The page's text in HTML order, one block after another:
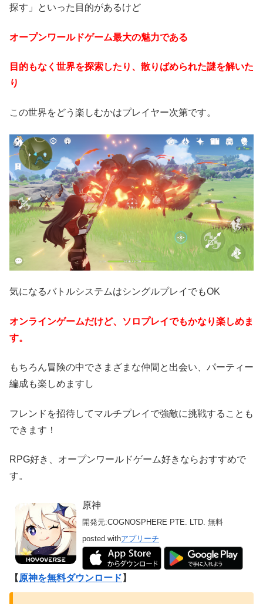
探す」といった目的があるけど
オープンワールドゲーム最大の魅力である
目的もなく世界を探索したり、散りばめられた謎を解いた
り
この世界をどう楽しむかはプレイヤー次第です。
気になるバトルシステムはシングルプレイでもOK
オンラインゲームだけど、ソロプレイでもかなり楽しめま
す。
もちろん冒険の中でさまざまな仲間と出会い、パーティー
編成も楽しめますし
フレンドを招待してマルチプレイで強敵に挑戦することも
できます！
RPG好き、オープンワールドゲーム好きならおすすめで
す。
原神
開発元:COGNOSPHERE PTE. LTD. 無料
posted withアプリーチ
【原神を無料ダウンロード 】